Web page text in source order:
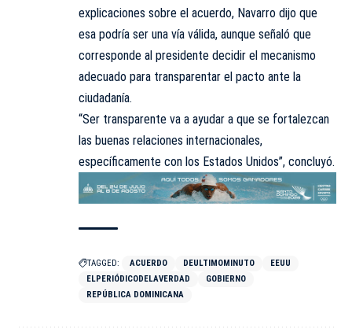
explicaciones sobre el acuerdo, Navarro dijo que
esa podría ser una vía válida, aunque señaló que
corresponde al presidente decidir el mecanismo
adecuado para transparentar el pacto ante la
ciudadanía.
“Ser transparente va a ayudar a que se fortalezcan
las buenas relaciones internacionales,
específicamente con los Estados Unidos”, concluyó.
TAGGED: ACUERDO DEULTIMOMINUTO
EEUU
ELPERIÓDICODELAVERDAD
GOBIERNO
REPÚBLICA DOMINICANA